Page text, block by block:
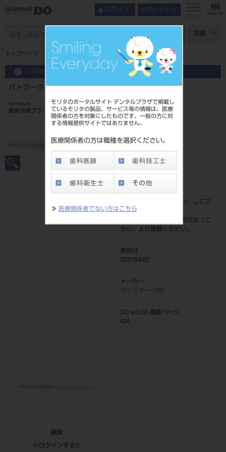
モリタのポータルサイト デンタルプラザで掲載し
ているモリタの製品、サービス等の情報は、医療
関係者の方を対象にしたものです。一般の方に対
する情報提供サイトではありません。
医療関係者の方は職種を選択ください。
≫ 医療関係者でない方はこちら
ログイン お問い合わせ
メニュー
詳細
トップページ バトラークラスプ用ブラシ#206
この商品に関するお問い合わせ
バトラークラスプ用ブラシ#206
Toothbrush
義歯用歯ブラシ
205070120
JAN/EANコード
標準価格
ログイン
』してご
覧ください。
ネット会員登録がまだの方は『
こ
ちら
』より登録ください。
発売日
2011/04/01
メーカー
サンスター（株）
DO vol.26 掲載ページ
474
画像
※ログインすると